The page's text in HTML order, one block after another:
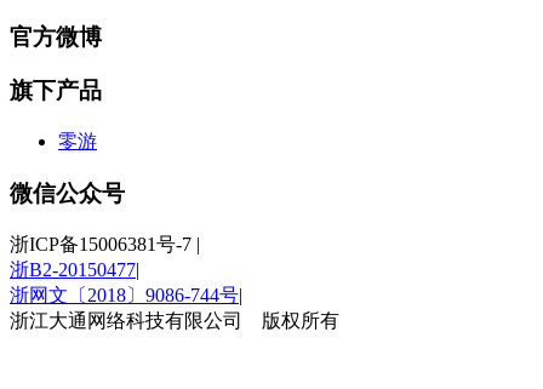
官方微博
旗下产品
零游
微信公众号
浙ICP备15006381号-7 |
浙B2-20150477|
浙网文〔2018〕9086-744号|
浙江大通网络科技有限公司 版权所有